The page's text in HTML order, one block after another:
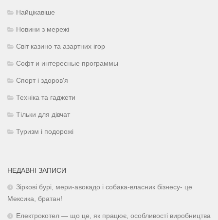
Найцікавіше
Новини з мережі
Світ казино та азартних ігор
Софт и интересные программы
Спорт і здоров'я
Техніка та гаджети
Тільки для дівчат
Туризм і подорожі
НЕДАВНІ ЗАПИСИ
Зіркові бурі, мери-авокадо і собака-власник бізнесу- це
Мексика, братан!
Електрокотел — що це, як працює, особливості виробництва